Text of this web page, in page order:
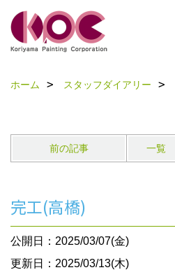
ホーム スタッフダイアリー
前の記事 一覧
完工(高橋)
公開日：2025/03/07(金)
更新日：2025/03/13(木)